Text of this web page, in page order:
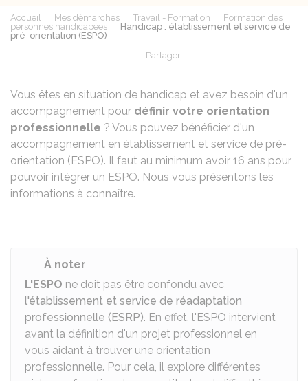
Accueil Mes démarches Travail - Formation
Formation des
personnes handicapées
Handicap : établissement et service de
pré-orientation (ESPO)
Partager
Vous êtes en situation de handicap et avez besoin d'un
accompagnement pour définir votre orientation
professionnelle ? Vous pouvez bénéficier d'un
accompagnement en établissement et service de pré-
orientation (ESPO). Il faut au minimum avoir 16 ans pour
pouvoir intégrer un ESPO. Nous vous présentons les
informations à connaître.
À noter
L'ESPO ne doit pas être confondu avec
l'établissement et service de réadaptation
professionnelle (ESRP). En effet, l'ESPO intervient
avant la définition d'un projet professionnel en
vous aidant à trouver une orientation
professionnelle. Pour cela, il explore différentes